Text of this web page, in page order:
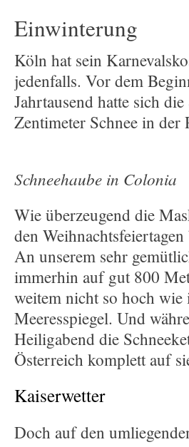
Einwinterung
Köln hat sein
jedenfalls. Vor dem
Jahrtausend hatte sich
Zentimeter Schnee in der
Schneehaube in Colonia
Wie überzeugend die
den
An unserem sehr
immerhin auf gut 800
weitem nicht so hoch
Meeresspiegel. Und
Heiligabend die
Österreich komplett auf
Kaiserwetter
Doch auf den